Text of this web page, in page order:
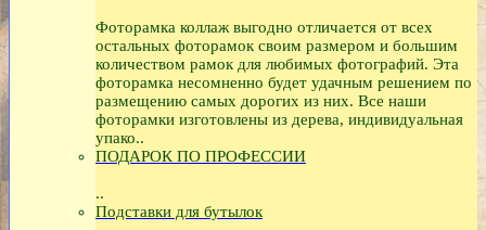
Фоторамка коллаж выгодно отличается от всех
остальных фоторамок своим размером и большим
количеством рамок для любимых фотографий. Эта
фоторамка несомненно будет удачным решением по
размещению самых дорогих из них. Все наши
фоторамки изготовлены из дерева, индивидуальная
упако..
ПОДАРОК ПО ПРОФЕССИИ
..
Подставки для бутылок